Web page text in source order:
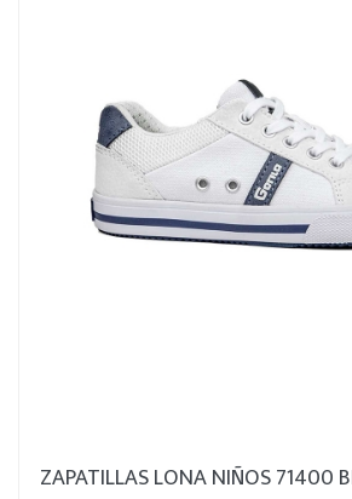
ZAPATILLAS LONA NIÑOS 71400